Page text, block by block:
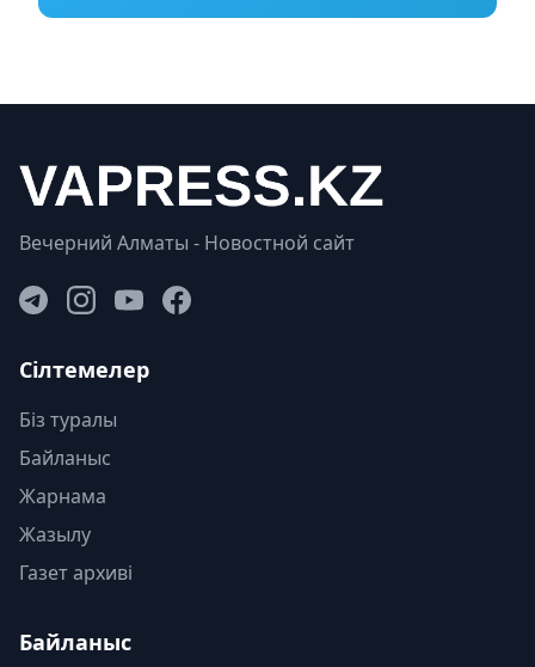
Вечерний Алматы - Новостной сайт
Сілтемелер
Біз туралы
Байланыс
Жарнама
Жазылу
Газет архиві
Байланыс